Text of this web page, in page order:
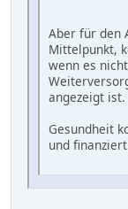
Aber für den
Mittelpunkt,
wenn es
angezeigt ist.
Gesundheit
und